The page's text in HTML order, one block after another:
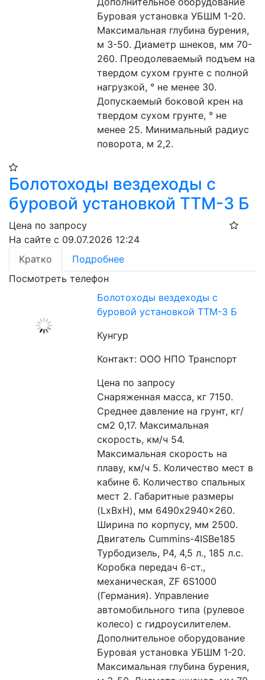
Буровая установка УБШМ 1-20.
Максимальная глубина бурения,
м 3-50. Диаметр шнеков, мм 70-
260. Преодолеваемый подъем на
твердом сухом грунте с полной
нагрузкой, ° не менее 30.
Допускаемый боковой крен на
твердом сухом грунте, ° не
менее 25. Минимальный радиус
поворота, м 2,2.
Болотоходы вездеходы с
буровой установкой ТТМ-3 Б
Цена по запросу
На сайте с 09.07.2026 12:24
Кратко
Подробнее
Посмотреть телефон
Болотоходы вездеходы с
буровой установкой ТТМ-3 Б
Кунгур
Контакт: ООО НПО Транспорт
Цена по запросу
Снаряженная масса, кг 7150.
Среднее давление на грунт, кг/
см2 0,17. Максимальная
скорость, км/ч 54.
Максимальная скорость на
плаву, км/ч 5. Количество мест в
кабине 6. Количество спальных
мест 2. Габаритные размеры
(LxBxH), мм 6490x2940x260.
Ширина по корпусу, мм 2500.
Двигатель Cummins-4ISBe185
Турбодизель, Р4, 4,5 л., 185 л.с.
Коробка передач 6-ст.,
механическая, ZF 6S1000
(Германия). Управление
автомобильного типа (рулевое
колесо) с гидроусилителем.
Дополнительное оборудование
Буровая установка УБШМ 1-20.
Максимальная глубина бурения,